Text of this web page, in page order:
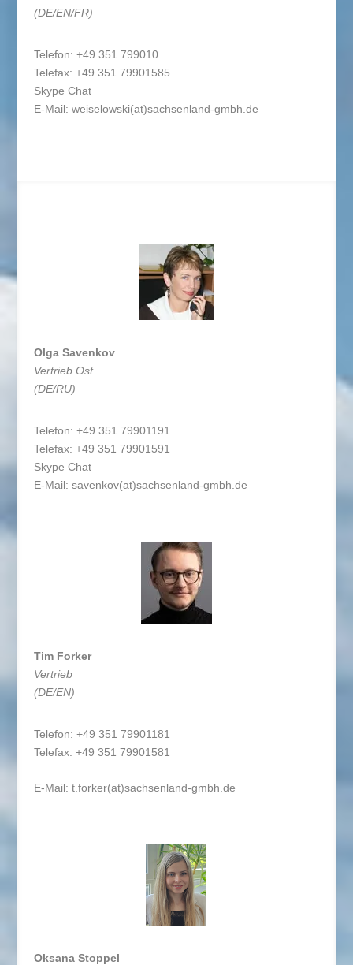
(DE/EN/FR)
Telefon: +49 351 799010
Telefax: +49 351 79901585
Skype Chat
E-Mail: weiselowski(at)sachsenland-gmbh.de
Olga Savenkov
Vertrieb Ost
(DE/RU)
Telefon: +49 351 79901191
Telefax: +49 351 79901591
Skype Chat
E-Mail: savenkov(at)sachsenland-gmbh.de
Tim Forker
Vertrieb
(DE/EN)
Telefon: +49 351 79901181
Telefax: +49 351 79901581
E-Mail: t.forker(at)sachsenland-gmbh.de
Oksana Stoppel